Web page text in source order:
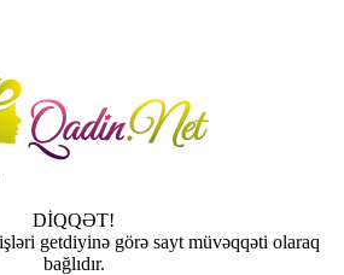
DİQQƏT!
getdiyinə görə sayt müvəqqəti olaraq
bağlıdır.